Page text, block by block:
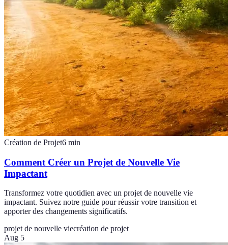
Création de Projet6 min
Comment Créer un Projet de Nouvelle Vie
Impactant
Transformez votre quotidien avec un projet de nouvelle vie
impactant. Suivez notre guide pour réussir votre transition et
apporter des changements significatifs.
projet de nouvelle viecréation de projet
Aug 5